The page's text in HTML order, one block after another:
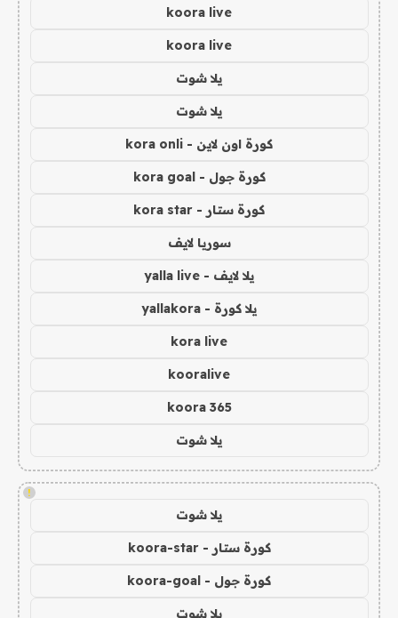
koora live
koora live
يلا شوت
يلا شوت
كورة اون لاين - kora onli
كورة جول - kora goal
كورة ستار - kora star
سوريا لايف
يلا لايف - yalla live
يلا كورة - yallakora
kora live
kooralive
koora 365
يلا شوت
!
يلا شوت
كورة ستار - koora-star
كورة جول - koora-goal
يلا شوت